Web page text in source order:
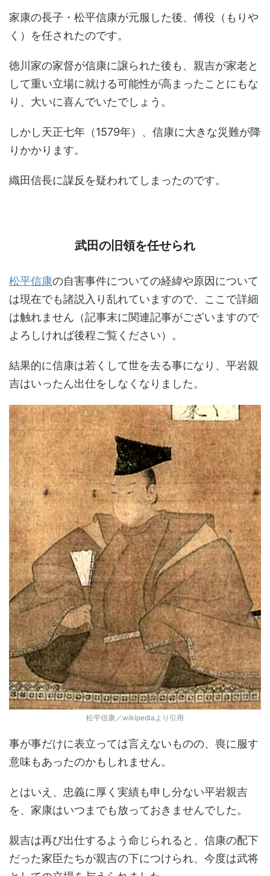
家康の長子・松平信康が元服した後、傅役（もりや
く）を任されたのです。
徳川家の家督が信康に譲られた後も、親吉が家老と
して重い立場に就ける可能性が高まったことにもな
り、大いに喜んでいたでしょう。
しかし天正七年（1579年）、信康に大きな災難が降
りかかります。
織田信長に謀反を疑われてしまったのです。
武田の旧領を任せられ
松平信康の自害事件についての経緯や原因について
は現在でも諸説入り乱れていますので、ここで詳細
は触れません（記事末に関連記事がございますので
よろしければ後程ご覧ください）。
結果的に信康は若くして世を去る事になり、平岩親
吉はいったん出仕をしなくなりました。
松平信康／wikipediaより引用
事が事だけに表立っては言えないものの、喪に服す
意味もあったのかもしれません。
とはいえ、忠義に厚く実績も申し分ない平岩親吉
を、家康はいつまでも放っておきませんでした。
親吉は再び出仕するよう命じられると、信康の配下
だった家臣たちが親吉の下につけられ、今度は武将